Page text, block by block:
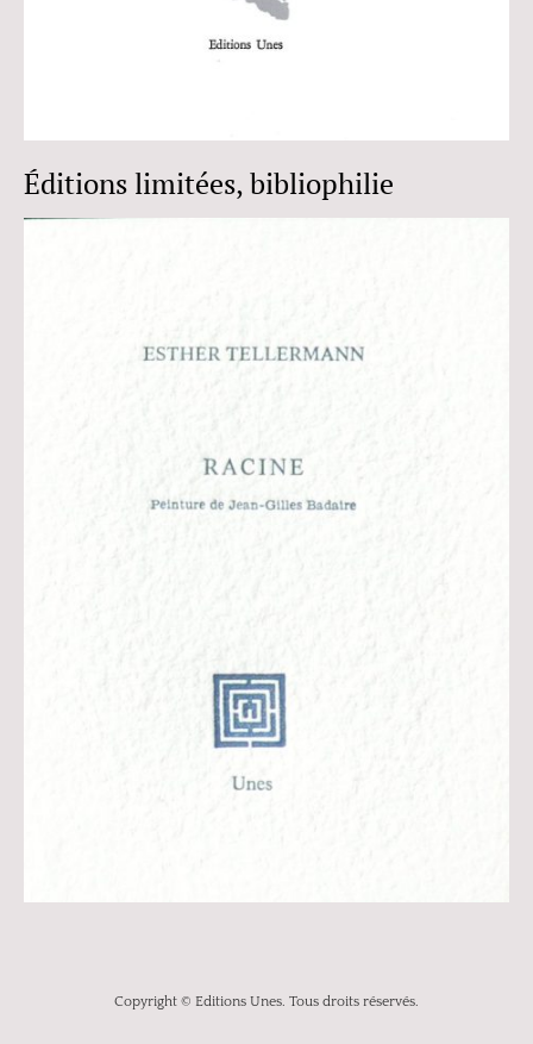
Éditions limitées, bibliophilie
Copyright © Editions Unes. Tous droits réservés.